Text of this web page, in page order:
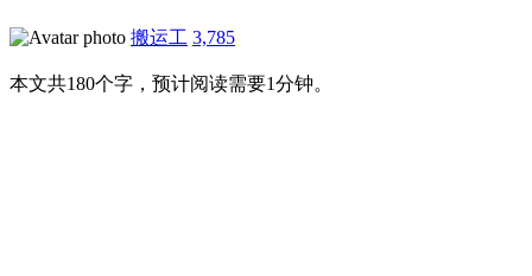
搬运工 3,785
本文共180个字，预计阅读需要1分钟。